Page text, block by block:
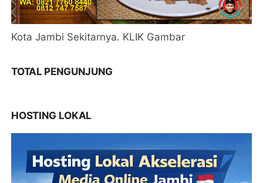
Kota Jambi Sekitarnya. KLIK Gambar
TOTAL PENGUNJUNG
HOSTING LOKAL